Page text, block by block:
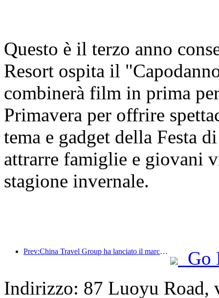
Questo è il terzo anno
Resort ospita il
combinerà film in prima
Primavera per offrire
tema e gadget della Festa
attrarre famiglie e giovani
stagione invernale.
Prev:China Travel Group ha lanciato il marchio 'China Travel Good Times' per espandersi nel mercato del turismo per anziani.
Go
Indirizzo: 87 Luoyu Road,